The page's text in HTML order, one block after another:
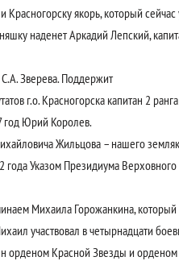
якорь, который
наденет Аркадий Лепский,
Зверева. Поддержит
г.о. Красногорска капитан 2
год Юрий Королев.
Жильцова – нашего
Указом Президиума
Михаила Горожанкина,
участвовал в четырнадцати
орденом Красной Звезды и